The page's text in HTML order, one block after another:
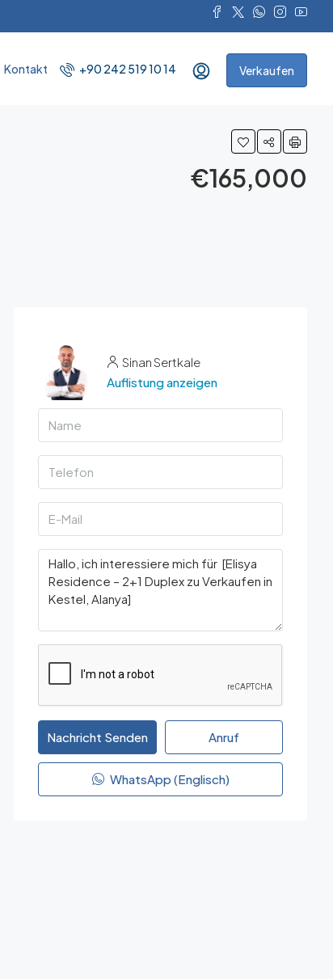
Kontakt +90 242 519 10 14 Verkaufen
€165,000
Sinan Sertkale
Auflistung anzeigen
Nachricht Senden Anruf
WhatsApp (Englisch)